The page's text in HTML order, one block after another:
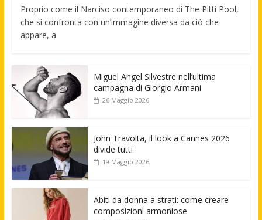
Proprio come il Narciso contemporaneo di The Pitti Pool,
che si confronta con un’immagine diversa da ciò che
appare, a
Miguel Angel Silvestre nell’ultima
campagna di Giorgio Armani
26 Maggio 2026
John Travolta, il look a Cannes 2026
divide tutti
19 Maggio 2026
Abiti da donna a strati: come creare
composizioni armoniose